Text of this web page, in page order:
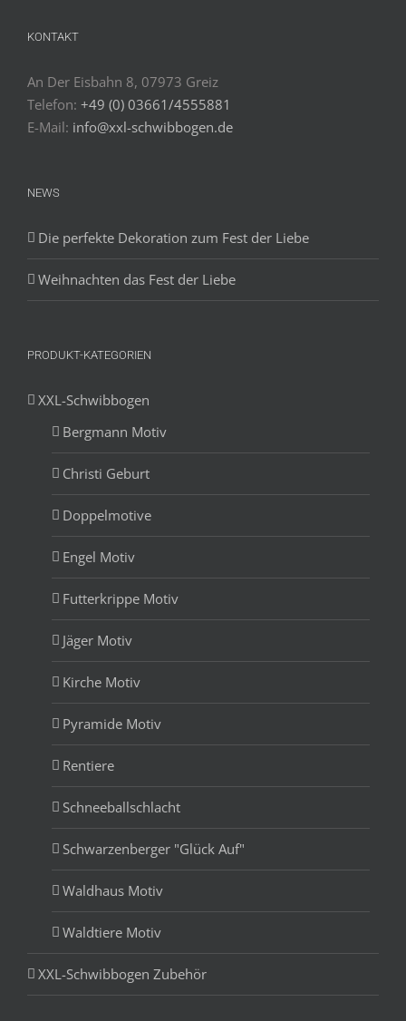
KONTAKT
An Der Eisbahn 8, 07973 Greiz
Telefon: +49 (0) 03661/4555881
E-Mail: info@xxl-schwibbogen.de
NEWS
Die perfekte Dekoration zum Fest der Liebe
Weihnachten das Fest der Liebe
PRODUKT-KATEGORIEN
XXL-Schwibbogen
Bergmann Motiv
Christi Geburt
Doppelmotive
Engel Motiv
Futterkrippe Motiv
Jäger Motiv
Kirche Motiv
Pyramide Motiv
Rentiere
Schneeballschlacht
Schwarzenberger "Glück Auf"
Waldhaus Motiv
Waldtiere Motiv
XXL-Schwibbogen Zubehör